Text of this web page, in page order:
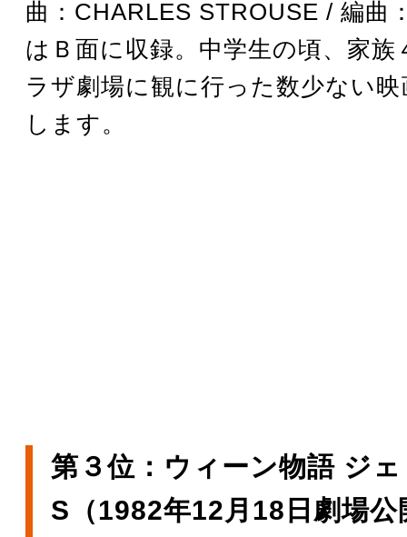
曲：CHARLES STROUSE / 編曲
はＢ面に収録。中学生の頃、家族
ラザ劇場に観に行った数少ない
します。
第３位：ウィーン物語 ジ
S（1982年12月18日劇場公